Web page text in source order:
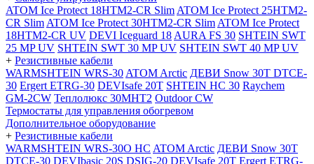
ATOM Ice Protect 18HTM2-CR Slim ATOM Ice Protect 25HTM2-
CR Slim ATOM Ice Protect 30HTM2-CR Slim ATOM Ice Protect
18HTM2-CR UV DEVI Iceguard 18 AURA FS 30 SHTEIN SWT
25 MP UV SHTEIN SWT 30 MP UV SHTEIN SWT 40 MP UV
+ Резистивные кабели
WARMSHTEIN WRS-30 ATOM Arctic ДЕВИ Snow 30T DTCE-
30 Ergert ETRG-30 DEVIsafe 20T SHTEIN HC 30 Raychem
GM-2CW Теплолюкс 30МНТ2 Outdoor CW
Термостаты для управления обогревом
Дополнительное оборудование
+ Резистивные кабели
WARMSHTEIN WRS-30O HC ATOM Arctic ДЕВИ Snow 30T
DTCE-30 DEVIbasic 20S DSIG-20 DEVIsafe 20T Ergert ETRG-